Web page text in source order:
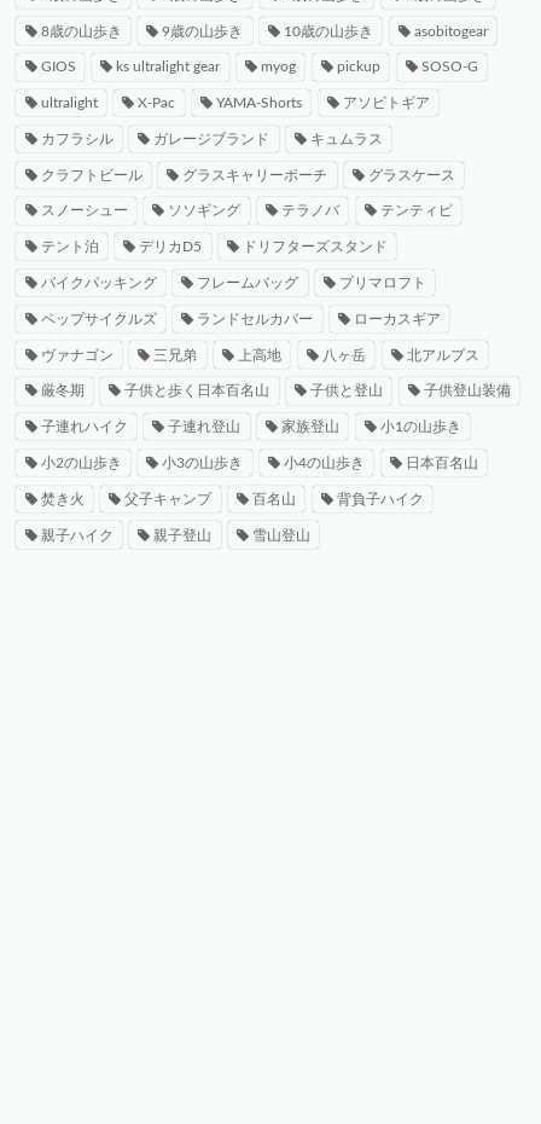
8歳の山歩き 9歳の山歩き 10歳の山歩き asobitogear
GIOS ks ultralight gear myog pickup SOSO-G
ultralight X-Pac YAMA-Shorts アソビトギア
カフラシル ガレージブランド キュムラス
クラフトビール グラスキャリーポーチ グラスケース
スノーシュー ソソギング テラノバ テンティピ
テント泊 デリカD5 ドリフターズスタンド
バイクパッキング フレームバッグ プリマロフト
ペップサイクルズ ランドセルカバー ローカスギア
ヴァナゴン 三兄弟 上高地 八ヶ岳 北アルプス
厳冬期 子供と歩く日本百名山 子供と登山 子供登山装備
子連れハイク 子連れ登山 家族登山 小1の山歩き
小2の山歩き 小3の山歩き 小4の山歩き 日本百名山
焚き火 父子キャンプ 百名山 背負子ハイク
親子ハイク 親子登山 雪山登山